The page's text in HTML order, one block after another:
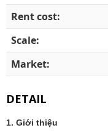
Rent cost:
Scale:
Market:
DETAIL
1. Giới thiệu